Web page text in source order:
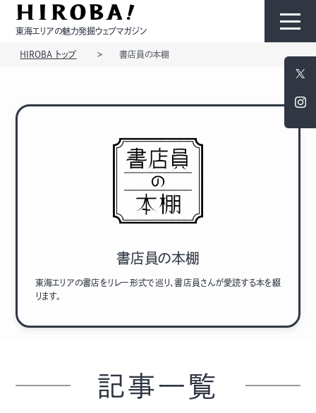
東海エリアの魅力発掘ウェブマガジン
季節・まち まち・スポット
HIROBA トップ 書店員の本棚
書店員の本棚
東海エリアの書店をリレー形式で巡り、書店員さんが愛読する本を綴
ります。
記事一覧